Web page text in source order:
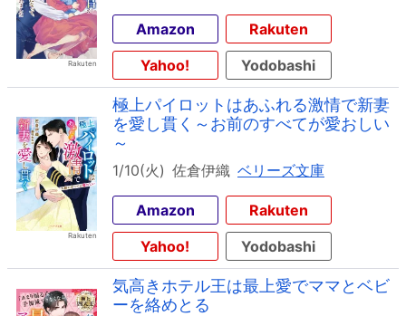
Amazon
Rakuten
Yahoo!
Yodobashi
極上パイロットはあふれる激情で新妻
を愛し貫く～お前のすべてが愛おしい
～
1/10(火) 佐倉伊織 ベリーズ文庫
Amazon
Rakuten
Yahoo!
Yodobashi
気高きホテル王は最上愛でママとベビ
ーを絡めとる